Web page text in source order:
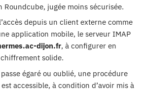
Roundcube, jugée moins sécurisée.
depuis un client externe comme
application mobile, le serveur IMAP
dijon.fr, à configurer en
solide.
égaré ou oublié, une procédure
accessible, à condition d’avoir mis à